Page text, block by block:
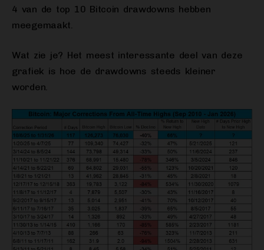
4 van de top 10 Bitcoin drawdowns hebben
meegemaakt.
Wat zie je? Het meest interessante deel van deze
grafiek is hoe de drawdowns steeds kleiner
worden.